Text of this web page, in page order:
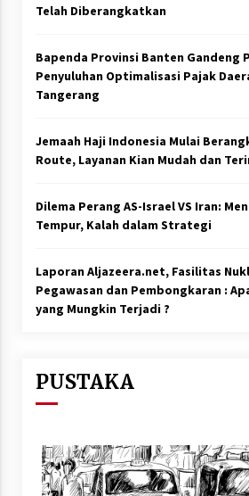
Telah Diberangkatkan
Bapenda Provinsi Banten Gandeng
Penyuluhan Optimalisasi Pajak
Tangerang
Jemaah Haji Indonesia Mulai
Route, Layanan Kian Mudah dan
Dilema Perang AS-Israel VS Iran:
Tempur, Kalah dalam Strategi
Laporan Aljazeera.net, Fasilitas
Pegawasan dan Pembongkaran :
yang Mungkin Terjadi ?
PUSTAKA